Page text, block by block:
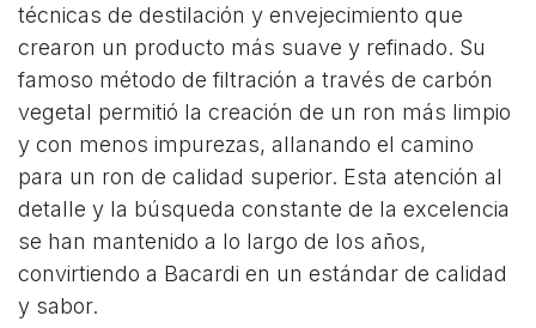
técnicas de destilación y envejecimiento que
crearon un producto más suave y refinado. Su
famoso método de filtración a través de carbón
vegetal permitió la creación de un ron más limpio
y con menos impurezas, allanando el camino
para un ron de calidad superior. Esta atención al
detalle y la búsqueda constante de la excelencia
se han mantenido a lo largo de los años,
convirtiendo a Bacardi en un estándar de calidad
y sabor.